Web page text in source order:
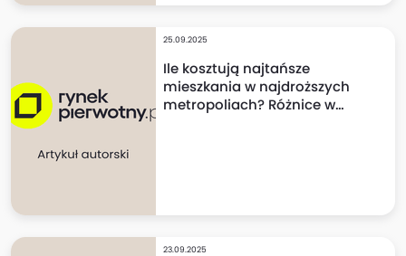
25.09.2025
Ile kosztują najtańsze
mieszkania w najdroższych
metropoliach? Różnice w
23.09.2025